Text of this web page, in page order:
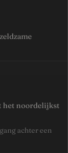
het noordelijkst
achter een